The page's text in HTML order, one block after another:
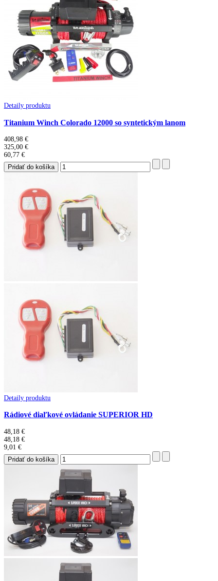
Detaily produktu
Titanium Winch Colorado 12000 so syntetickým lanom
408,98 €
325,00 €
60,77 €
Detaily produktu
Rádiové diaľkové ovládanie SUPERIOR HD
48,18 €
48,18 €
9,01 €